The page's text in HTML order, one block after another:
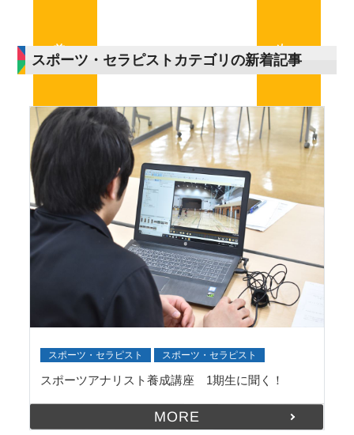
前へ 次へ
スポーツ・セラピストカテゴリの新着記事
スポーツ・セラピスト スポーツ・セラピスト
スポーツアナリスト養成講座 1期生に聞く！
MORE